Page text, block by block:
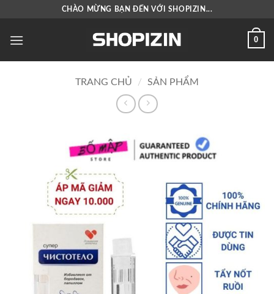
nội
CHÀO MỪNG BẠN ĐẾN VỚI SHOPIZIN...
0
TRANG CHỦ / SẢN PHẨM